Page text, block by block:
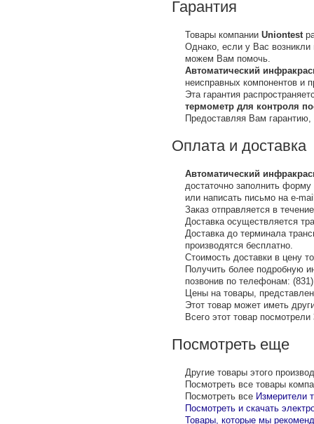
Гарантия
Товары компании Uniontest
Однако, если у Вас
можем Вам помочь.
Автоматический
неисправных компонентов и
Эта гарантия
термометр для контроля
Предоставляя Вам
Оплата и доставка
Автоматический
достаточно заполнить
или написать письмо на е-
Заказ отправляется в
Доставка осуществляется
Доставка до терминала
производятся бесплатно.
Стоимость доставки в цену
Получить более подробную
позвонив по телефонам:
Цены на товары,
Этот товар может иметь
Всего этот товар посмотрели
Посмотреть еще
Другие товары этого
Посмотреть все товары
Посмотреть все Измерители
Посмотреть и скачать
Товары, которые мы